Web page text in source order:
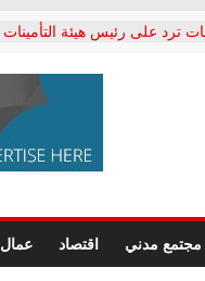
ترد على رئيس هيئة التأمينات
أصحاب المعاشات.. ونطالب بكشف
يكتب: القطاع الصحي إلى
الشعبي يطلق لجنة “الحق
الرسومات النهائية للقرار
الصحفيين.. وانتهاء أعمال
الإداري
مجتمع مدني اقتصاد عمال